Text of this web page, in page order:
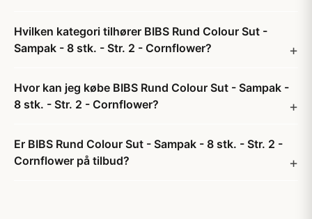
Hvilken kategori tilhører BIBS Rund Colour Sut -
Sampak - 8 stk. - Str. 2 - Cornflower?
Hvor kan jeg købe BIBS Rund Colour Sut - Sampak -
8 stk. - Str. 2 - Cornflower?
Er BIBS Rund Colour Sut - Sampak - 8 stk. - Str. 2 -
Cornflower på tilbud?